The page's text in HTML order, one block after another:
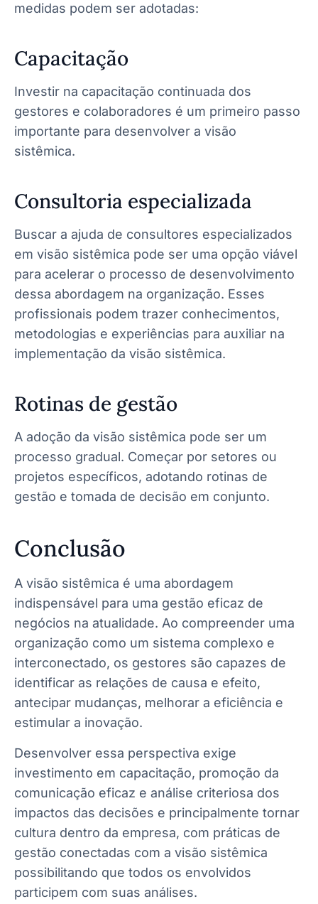
medidas podem ser adotadas:
Capacitação
Investir na capacitação continuada dos
gestores e colaboradores é um primeiro passo
importante para desenvolver a visão
sistêmica.
Consultoria especializada
Buscar a ajuda de consultores especializados
em visão sistêmica pode ser uma opção viável
para acelerar o processo de desenvolvimento
dessa abordagem na organização. Esses
profissionais podem trazer conhecimentos,
metodologias e experiências para auxiliar na
implementação da visão sistêmica.
Rotinas de gestão
A adoção da visão sistêmica pode ser um
processo gradual. Começar por setores ou
projetos específicos, adotando rotinas de
gestão e tomada de decisão em conjunto.
Conclusão
A visão sistêmica é uma abordagem
indispensável para uma gestão eficaz de
negócios na atualidade. Ao compreender uma
organização como um sistema complexo e
interconectado, os gestores são capazes de
identificar as relações de causa e efeito,
antecipar mudanças, melhorar a eficiência e
estimular a inovação.
Desenvolver essa perspectiva exige
investimento em capacitação, promoção da
comunicação eficaz e análise criteriosa dos
impactos das decisões e principalmente tornar
cultura dentro da empresa, com práticas de
gestão conectadas com a visão sistêmica
possibilitando que todos os envolvidos
participem com suas análises.